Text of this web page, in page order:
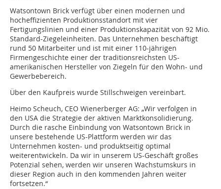
Watsontown Brick verfügt über einen modernen und
hocheffizienten Produktionsstandort mit vier
Fertigungslinien und einer Produktionskapazität von 92 Mio.
Standard-Ziegeleinheiten. Das Unternehmen beschäftigt
rund 50 Mitarbeiter und ist mit einer 110-jährigen
Firmengeschichte einer der traditionsreichsten US-
amerikanischen Hersteller von Ziegeln für den Wohn- und
Gewerbebereich.
Über den Kaufpreis wurde Stillschweigen vereinbart.
Heimo Scheuch, CEO Wienerberger AG: „Wir verfolgen in
den USA die Strategie der aktiven Marktkonsolidierung.
Durch die rasche Einbindung von Watsontown Brick in
unsere bestehende US-Plattform werden wir das
Unternehmen kosten- und produktseitig optimal
weiterentwickeln. Da wir in unserem US-Geschäft großes
Potenzial sehen, werden wir unseren Wachstumskurs in
dieser Region auch in den kommenden Jahren weiter
fortsetzen.“